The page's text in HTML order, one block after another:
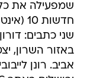
שמפעילה את
שני כתבים:
באזור השרון,
אביב. רונן